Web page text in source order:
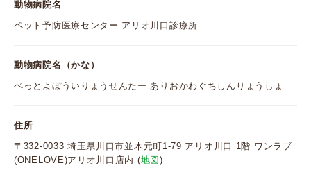
動物病院名
ペット予防医療センター アリオ川口診療所
動物病院名（かな）
ぺっとよぼういりょうせんたー ありおかわぐちしんりょうしょ
住所
〒332-0033 埼玉県川口市並木元町1-79 アリオ川口 1階 ワンラブ
(ONELOVE)アリオ川口店内 (地図)